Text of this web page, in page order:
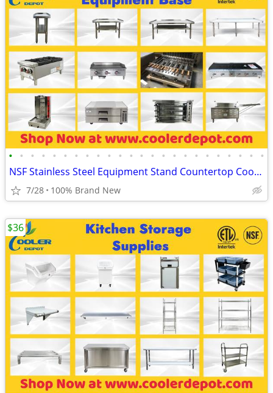
• • • • • • • • • • • • • • • • • • • • • • • •
NSF Stainless Steel Equipment Stand Countertop Cooking Equipment
7/28 100% Brand New
$36